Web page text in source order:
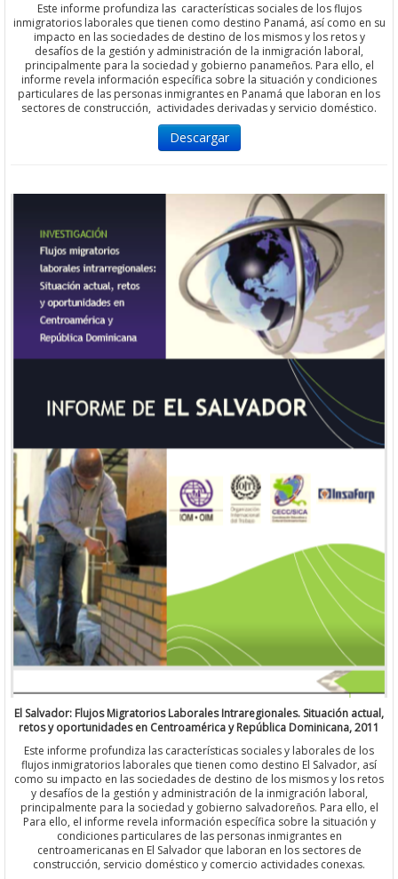
Este informe profundiza las características sociales de los flujos
inmigratorios laborales que tienen como destino Panamá, así como en su
impacto en las sociedades de destino de los mismos y los retos y
desafíos de la gestión y administración de la inmigración laboral,
principalmente para la sociedad y gobierno panameños. Para ello, el
informe revela información específica sobre la situación y condiciones
particulares de las personas inmigrantes en Panamá que laboran en los
sectores de construcción, actividades derivadas y servicio doméstico.
Descargar
El Salvador: Flujos Migratorios Laborales Intraregionales. Situación actual,
retos y oportunidades en Centroamérica y República Dominicana, 2011
Este informe profundiza las características sociales y laborales de los
flujos inmigratorios laborales que tienen como destino El Salvador, así
como su impacto en las sociedades de destino de los mismos y los retos
y desafíos de la gestión y administración de la inmigración laboral,
principalmente para la sociedad y gobierno salvadoreños. Para ello, el
Para ello, el informe revela información específica sobre la situación y
condiciones particulares de las personas inmigrantes en
centroamericanas en El Salvador que laboran en los sectores de
construcción, servicio doméstico y comercio actividades conexas.